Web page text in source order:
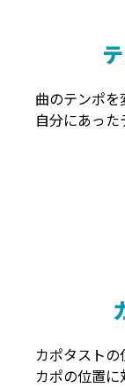
曲のテンポを
自分にあった
カポタスト
カポの位置に